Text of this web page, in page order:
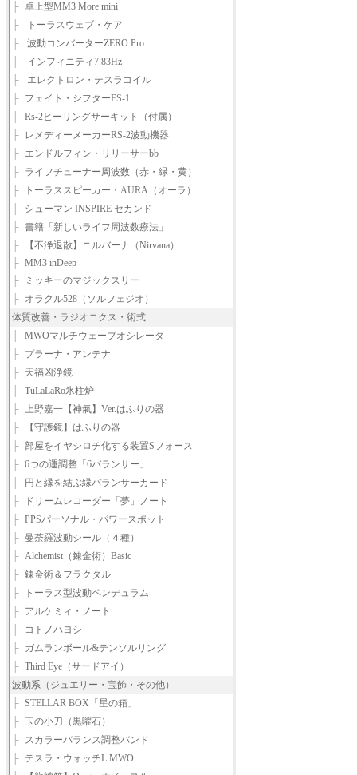
├ 卓上型MM3 More mini
├
トーラスウェブ・ケア
├
波動コンバーターZERO Pro
├
インフィニティ7.83Hz
├
エレクトロン・テスラコイル
├ フェイト・シフターFS-1
├ Rs-2ヒーリングサーキット（付属）
├
レメディーメーカーRS-2波動機器
├ エンドルフィン・リリーサーbb
├ ライフチューナー周波数（赤・緑・黄）
├
トーラススピーカー・AURA（オーラ）
├ シューマン INSPIRE セカンド
├ 書籍「新しいライフ周波数療法」
├
【不浄退散】ニルバーナ（Nirvana）
├ MM3 inDeep
├
ミッキーのマジックスリー
├ オラクル528（ソルフェジオ）
体質改善・ラジオニクス・術式
├ MWOマルチウェーブオシレータ
├ プラーナ・アンテナ
├ 天福凶浄鏡
├ TuLaLaRo氷柱炉
├ 上野嘉一【神氣】Ver.はふりの器
├
【守護鏡】はふりの器
├ 部屋をイヤシロチ化する装置Sフォース
├ 6つの運調整「6バランサー」
├
円と縁を結ぶ縁バランサーカード
├
ドリームレコーダー「夢」ノート
├ PPSパーソナル・パワースポット
├ 曼荼羅波動シール（４種）
├ Alchemist（錬金術）Basic
├ 錬金術＆フラクタル
├
トーラス型波動ペンデュラム
├ アルケミィ・ノート
├
コトノハヨシ
├ ガムランボール&テンソルリング
├ Third Eye（サードアイ）
波動系（ジュエリー・宝飾・その他）
├ STELLAR BOX「星の箱」
├ 玉の小刀（黒曜石）
├ スカラーバランス調整バンド
├ テスラ・ウォッチL.MWO